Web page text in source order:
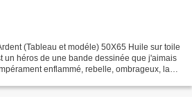
(Tableau et modéle) 50X65 Huile sur toile
un héros de une bande dessinée que j'aimais
enflammé, rebelle, ombrageux, la